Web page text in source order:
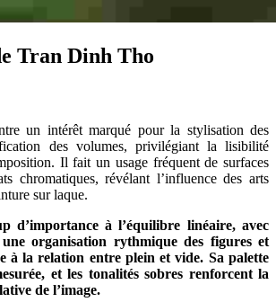
Tran Dinh Tho
un intérêt marqué pour la stylisation des
des volumes, privilégiant la lisibilité
Il fait un usage fréquent de surfaces
chromatiques, révélant l’influence des arts
sur laque.
d’importance à l’équilibre linéaire, avec
organisation rythmique des figures et
à la relation entre plein et vide. Sa palette
et les tonalités sobres renforcent la
de l’image.